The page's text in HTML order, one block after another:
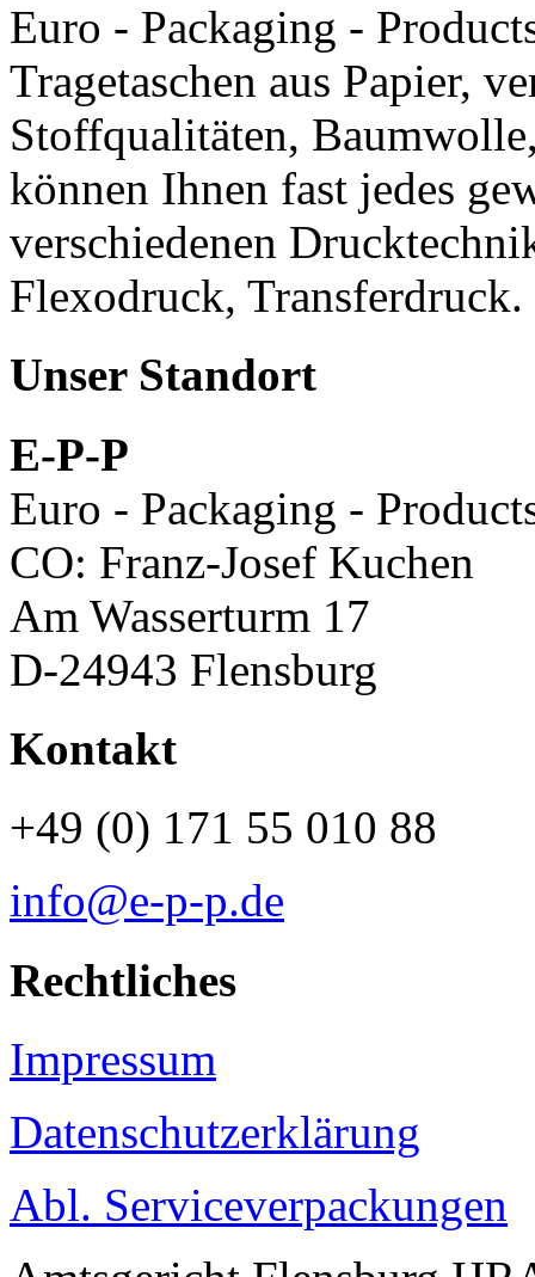
Euro - Packaging -
Tragetaschen aus Papier,
Stoffqualitäten,
können Ihnen fast jedes
verschiedenen
Flexodruck, Transferdruck.
Unser Standort
E-P-P
Euro - Packaging -
CO: Franz-Josef Kuchen
Am Wasserturm 17
D-24943 Flensburg
Kontakt
+49 (0) 171 55 010 88
info@e-p-p.de
Rechtliches
Impressum
Datenschutzerklärung
Abl. Serviceverpackungen